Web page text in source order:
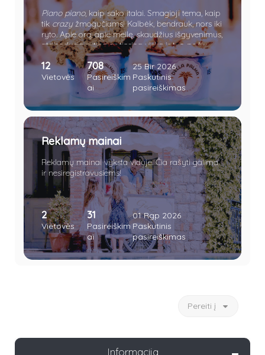
Piano piano, kaip sako italai. Smagioji tema, kaip
tikcrazyžmogučiams! Kalbėk, bendrauk, nors iki
ryto. Apie orą, apie meilę, skaudžius išgyvenimus,
atsibodusią rutiną ar tiesiog viską ir tuo pačiu
nieką.
12
Vietovės
708
Pasireiškim
ai
25 Bir 2026
Paskutinis
pasireiškimas
Reklamų mainai
Reklamų mainai vyksta viduje. Čia rašyti galima
ir nesiregistravusiems!
2
Vietovės
31
Pasireiškim
ai
01 Rgp 2026
Paskutinis
pasireiškimas
Pereiti į
Informacija